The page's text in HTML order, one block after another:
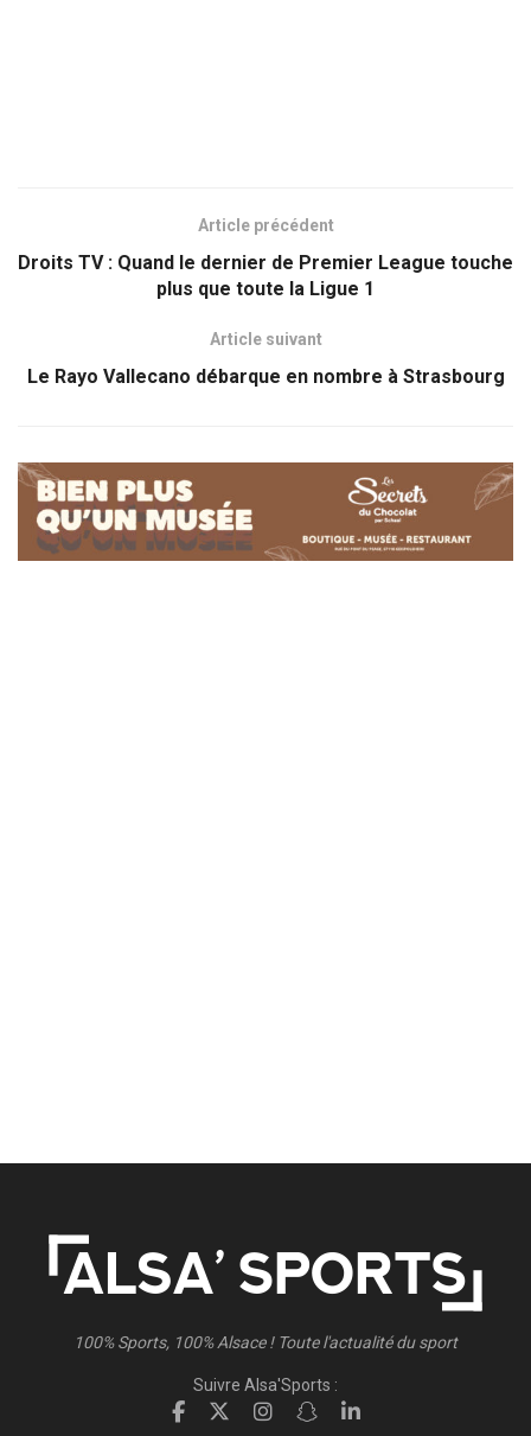
Article précédent
Droits TV : Quand le dernier de Premier League touche
plus que toute la Ligue 1
Article suivant
Le Rayo Vallecano débarque en nombre à Strasbourg
100% Sports, 100% Alsace ! Toute l'actualité du sport
Suivre Alsa'Sports :